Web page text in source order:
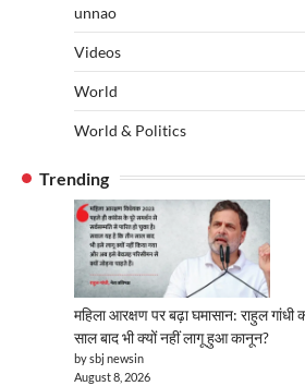
unnao
Videos
World
World & Politics
Trending
महिला आरक्षण पर बढ़ा घमासान: राहुल
साल बाद भी क्यों नहीं लागू हुआ कानून?
by sbj newsin
August 8, 2026